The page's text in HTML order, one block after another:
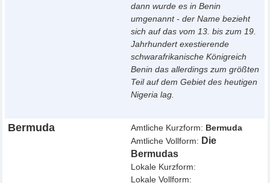
dann wurde es in Benin
umgenannt - der Name bezieht
sich auf das vom 13. bis zum 19.
Jahrhundert exestierende
schwarafrikanische Königreich
Benin das allerdings zum größten
Teil auf dem Gebiet des heutigen
Nigeria lag.
Bermuda Amtliche Kurzform: Bermuda
Amtliche Vollform: Die
Bermudas
Lokale Kurzform:
Lokale Vollform: